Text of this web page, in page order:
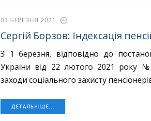
03 БЕРЕЗНЯ 2021
Сергій Борзов: Індексація
З 1 березня, відповідно до
України від 22 лютого 2021 року
заходи соціального захисту
ДЕТАЛЬНІШЕ...